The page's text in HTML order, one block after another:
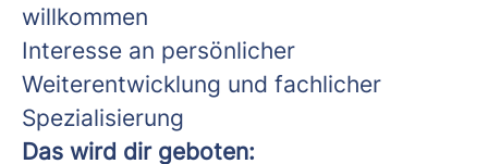
willkommen
Interesse an persönlicher
Weiterentwicklung und fachlicher
Spezialisierung
Das wird dir geboten: